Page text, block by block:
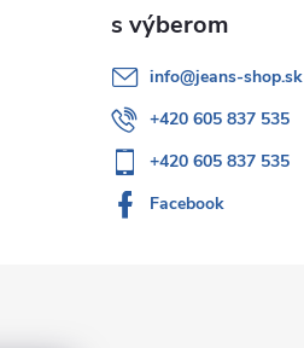
info@jeans-shop.sk
+420 605 837 535
+420 605 837 535
Facebook